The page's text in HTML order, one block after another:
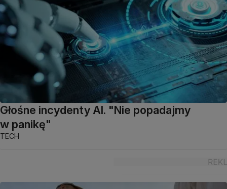
Głośne incydenty AI. "Nie popadajmy
w panikę"
TECH